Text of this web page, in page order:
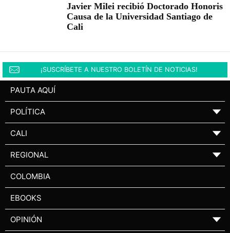
Javier Milei recibió Doctorado Honoris
Causa de la Universidad Santiago de
Cali
¡SUSCRÍBETE A NUESTRO BOLETÍN DE NOTICIAS!
PAUTA AQUÍ
POLÍTICA ▼
CALI ▼
REGIONAL ▼
COLOMBIA
EBOOKS
OPINIÓN ▼